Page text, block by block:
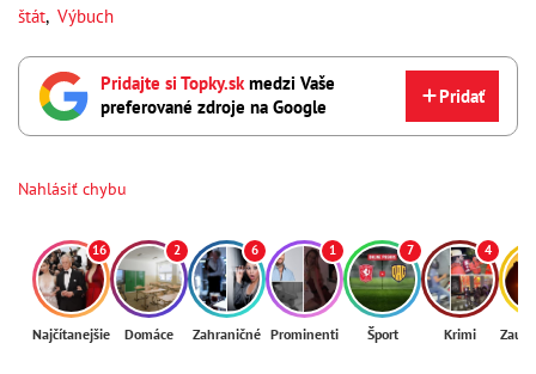
štát, Výbuch
Pridajte si Topky.skmedzi Vaše
preferované zdroje na Google
Pridať
Nahlásiť chybu
16
Najčítanejšie
2
Domáce
6
Zahraničné
1
Prominenti
7
Šport
4
Krimi